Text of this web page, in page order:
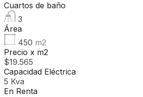
Cuartos de baño
3
Área
450 m2
Precio x m2
$19.565
Capacidad Eléctrica
5 Kva
En Renta